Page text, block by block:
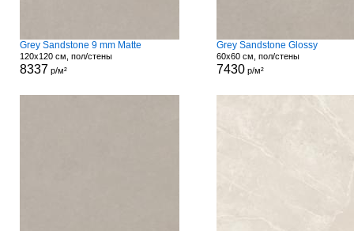
Grey Sandstone 9 mm Matte
120x120 см, пол/стены
8337 р/м²
Grey Sandstone Glossy
60x60 см, пол/стены
7430 р/м²